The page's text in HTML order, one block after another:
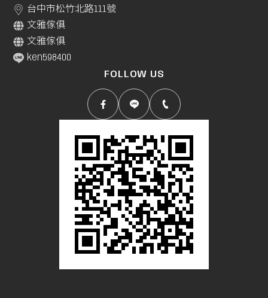
台中市松竹北路111號
文雅傢俱
文雅傢俱
ken598400
FOLLOW US